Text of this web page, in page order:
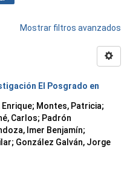
Mostrar filtros avanzados
El Posgrado en
; Montes, Patricia;
Carlos; Padrón
Imer Benjamín;
; González Galván, Jorge